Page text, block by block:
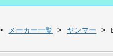
メーカー一覧 ヤンマー